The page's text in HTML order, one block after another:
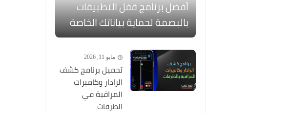
أفضل برنامج قفل التطبيقات
بالبصمة لحماية بياناتك الخاصة
مايو 11, 2026
تحميل برنامج كشف
الرادار وكاميرات
المراقبة في
الطرقات